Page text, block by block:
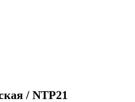
/ NTP21